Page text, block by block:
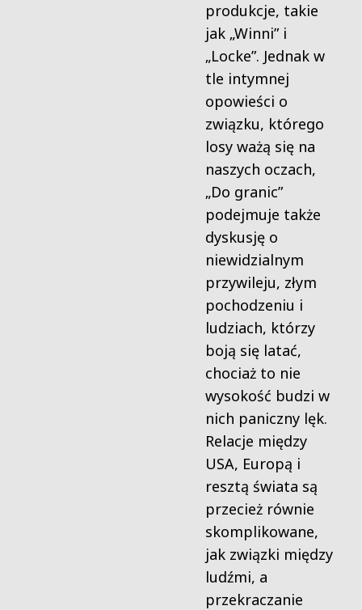
produkcje, takie
jak „Winni” i
„Locke”. Jednak w
tle intymnej
opowieści o
związku, którego
losy ważą się na
naszych oczach,
„Do granic”
podejmuje także
dyskusję o
niewidzialnym
przywileju, złym
pochodzeniu i
ludziach, którzy
boją się latać,
chociaż to nie
wysokość budzi w
nich paniczny lęk.
Relacje między
USA, Europą i
resztą świata są
przecież równie
skomplikowane,
jak związki między
ludźmi, a
przekraczanie